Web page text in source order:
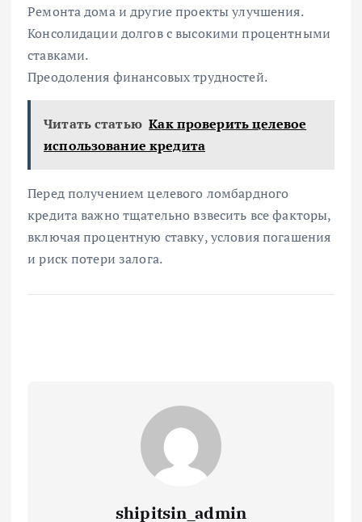
Ремонта дома и другие проекты улучшения.
Консолидации долгов с высокими процентными
ставками.
Преодоления финансовых трудностей.
Читать статью Как проверить целевое
использование кредита
Перед получением целевого ломбардного
кредита важно тщательно взвесить все факторы,
включая процентную ставку, условия погашения
и риск потери залога.
shipitsin_admin